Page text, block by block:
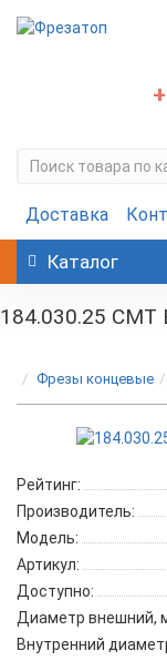
Доставка
Каталог
184.030.25 CMT
Фрезы концевые
Рейтинг:
Производитель:
Модель:
Артикул:
Доступно:
Диаметр внешний,
Внутренний